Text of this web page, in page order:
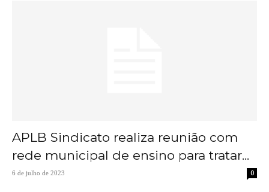
APLB Sindicato realiza reunião com
rede municipal de ensino para tratar...
6 de julho de 2023 0